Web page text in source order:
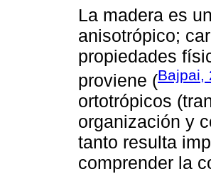
La madera es
anisotrópico;
propiedades
proviene (Bajpai,
ortotrópicos
organización y
tanto resulta
comprender la